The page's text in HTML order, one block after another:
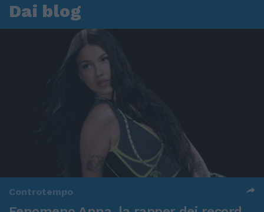
Dai blog
Controtempo